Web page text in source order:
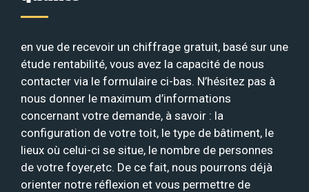
en vue de recevoir un chiffrage gratuit, basé sur une
étude rentabilité, vous avez la capacité de nous
contacter via le formulaire ci-bas. N’hésitez pas à
nous donner le maximum d’informations
concernant votre demande, à savoir : la
configuration de votre toit, le type de bâtiment, le
lieux où celui-ci se situe, le nombre de personnes
de votre foyer,etc. De ce fait, nous pourrons déjà
orienter notre réflexion et vous permettre de